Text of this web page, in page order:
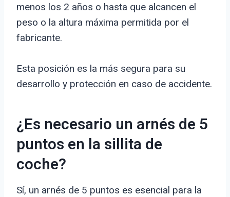
menos los 2 años o hasta que alcancen el
peso o la altura máxima permitida por el
fabricante.
Esta posición es la más segura para su
desarrollo y protección en caso de accidente.
¿Es necesario un arnés de 5
puntos en la sillita de
coche?
Sí, un arnés de 5 puntos es esencial para la